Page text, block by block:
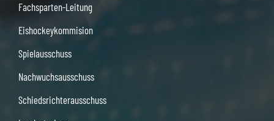
Fachsparten-Leitung
Eishockeykommision
Spielausschuss
Nachwuchsausschuss
Schiedsrichterausschuss